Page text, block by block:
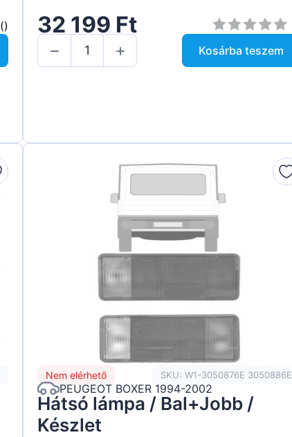
()
32 199 Ft
Kosárba teszem
Nem elérhető SKU: W1-3050876E 3050886E
PEUGEOT BOXER 1994-2002
Hátsó lámpa / Bal+Jobb /
Készlet